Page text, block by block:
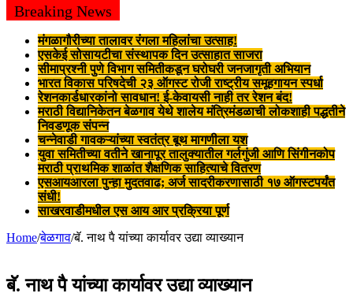
Breaking News
मंगळागौरीच्या तालावर रंगला महिलांचा उत्साह!
एसकेई सोसायटीचा संस्थापक दिन उत्साहात साजरा
सीमाप्रश्नी पुणे विभाग समितीकडून घरोघरी जनजागृती अभियान
भारत विकास परिषदेची २३ ऑगस्ट रोजी राष्ट्रीय समूहगायन स्पर्धा
रेशनकार्डधारकांनो सावधान! ई-केवायसी नाही तर रेशन बंद!
मराठी विद्यानिकेतन बेळगाव येथे शालेय मंत्रिमंडळाची लोकशाही पद्धतीने
निवडणूक संपन्न
चन्नेवाडी गावकऱ्यांच्या स्वतंत्र बूथ मागणीला यश
युवा समितीच्या वतीने खानापूर तालुक्यातील गर्लगुंजी आणि सिंगीनकोप
मराठी प्राथमिक शाळांत शैक्षणिक साहित्याचे वितरण
एसआयआरला पुन्हा मुदतवाढ; अर्ज सादरीकरणासाठी १७ ऑगस्टपर्यंत
संधी!
साखरवाडीमधील एस आय आर प्रक्रिया पूर्ण
Home/बेळगाव/बॅ. नाथ पै यांच्या कार्यावर उद्या व्याख्यान
बॅ. नाथ पै यांच्या कार्यावर उद्या व्याख्यान